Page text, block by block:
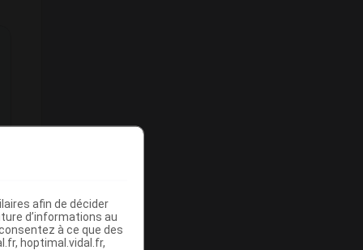
afin de décider
d’informations au
à ce que des
hoptimal.vidal.fr,